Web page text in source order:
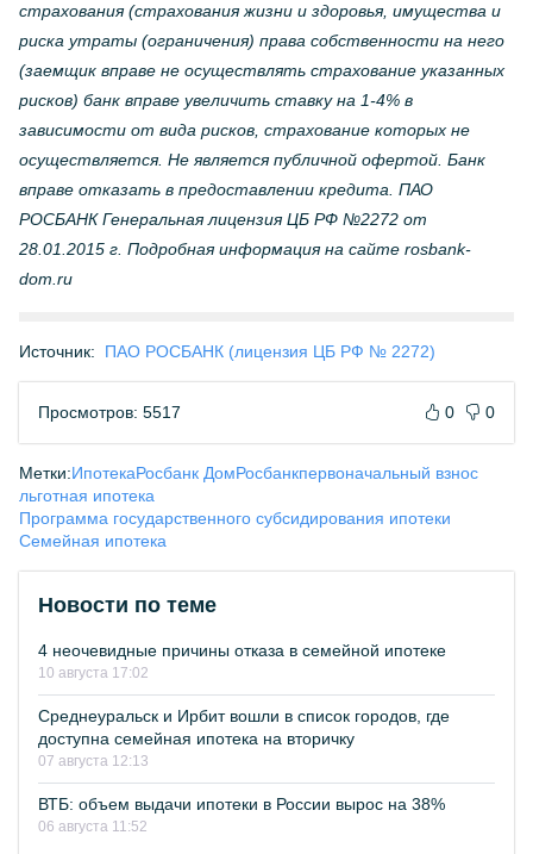
страхования (страхования жизни и здоровья, имущества и
риска утраты (ограничения) права собственности на него
(заемщик вправе не осуществлять страхование указанных
рисков) банк вправе увеличить ставку на 1-4% в
зависимости от вида рисков, страхование которых не
осуществляется. Не является публичной офертой. Банк
вправе отказать в предоставлении кредита. ПАО
РОСБАНК Генеральная лицензия ЦБ РФ №2272 от
28.01.2015 г. Подробная информация на сайте rosbank-
dom.ru
Источник: ПАО РОСБАНК (лицензия ЦБ РФ № 2272)
Просмотров: 5517 0 0
Метки:ИпотекаРосбанк ДомРосбанкпервоначальный взнос
льготная ипотека
Программа государственного субсидирования ипотеки
Семейная ипотека
Новости по теме
4 неочевидные причины отказа в семейной ипотеке
10 августа 17:02
Среднеуральск и Ирбит вошли в список городов, где
доступна семейная ипотека на вторичку
07 августа 12:13
ВТБ: объем выдачи ипотеки в России вырос на 38%
06 августа 11:52